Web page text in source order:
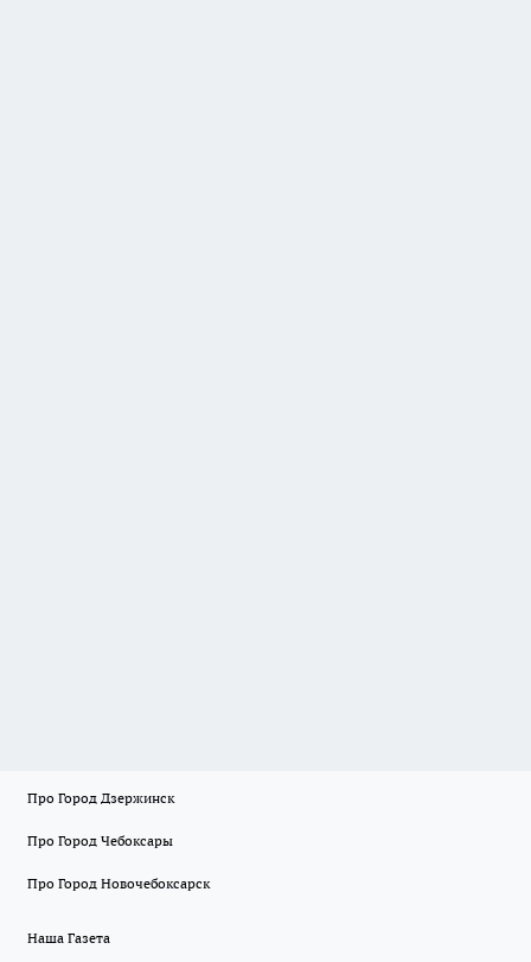
Про Город Дзержинск
Про Город Чебоксары
Про Город Новочебоксарск
Наша Газета